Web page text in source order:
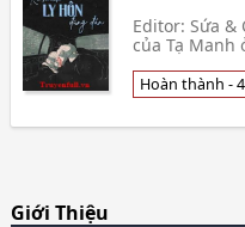
Editor: Sứa &
của Tạ Manh
qua giấc
Hoàn thành -
Giới Thiệu